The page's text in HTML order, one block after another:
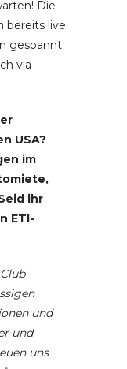
Die
bereits live
gespannt
via
USA?
im
ihr
ETI-
und
und
uns